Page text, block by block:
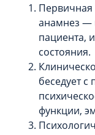
Первичная
анамнез —
пациента,
состояния.
беседует
функции,